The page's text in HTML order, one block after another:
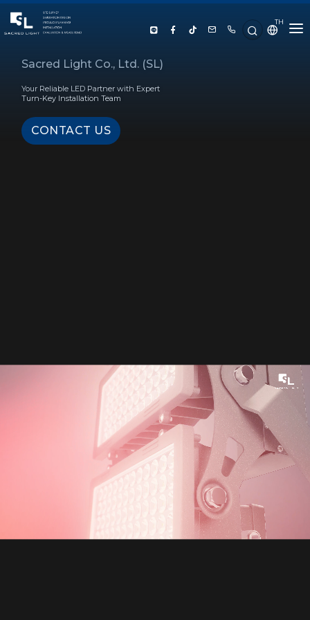
TH
HOME
ABOUT US
PRODUCT
Sacred Light Co., Ltd. (SL)
Your Reliable LED Partner with Expert
Turn-Key Installation Team
CONTACT US